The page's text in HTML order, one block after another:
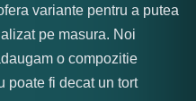
variante pentru a putea
pe masura. Noi
o compozitie
poate fi decat un tort